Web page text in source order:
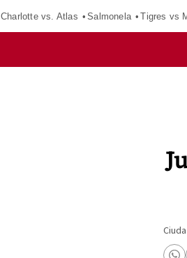
Charlotte vs. Atlas Salmonela Tigres vs